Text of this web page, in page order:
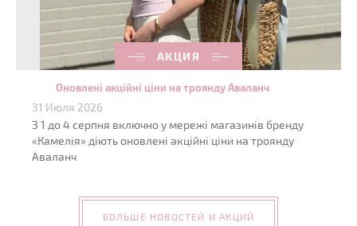
АКЦИЯ
Оновлені акційні ціни на троянду Аваланч
31 Июля 2026
З 1 до 4 серпня включно у мережі магазинів бренду
«Камелія» діють оновлені акційні ціни на троянду
Аваланч
БОЛЬШЕ НОВОСТЕЙ И АКЦИЙ